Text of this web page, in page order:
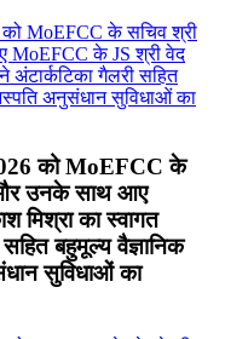
को MoEFCC के
उनके साथ आए
मिश्रा का स्वागत
बहुमूल्य वैज्ञानिक
सुविधाओं का